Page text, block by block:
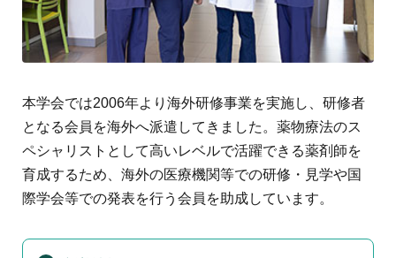
その他の主催イベント
共催・後援イベント
地域薬学ケア専門薬剤師制度
海外研修
他団体との連携協力トップ
イベントの共催・後援
会員専用ページ
マイページ
入会・各種手続き
English
本学会では2006年より海外研修事業を実施し、研修者
となる会員を海外へ派遣してきました。薬物療法のス
ペシャリストとして高いレベルで活躍できる薬剤師を
育成するため、海外の医療機関等での研修・見学や国
際学会等での発表を行う会員を助成しています。